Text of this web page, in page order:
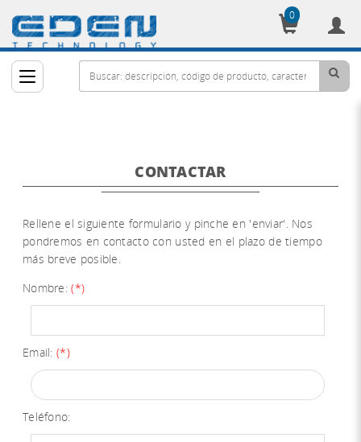
0
CONTACTAR
Rellene el siguiente formulario y pinche en 'enviar'. Nos
pondremos en contacto con usted en el plazo de tiempo
más breve posible.
Nombre:(*)
Email: (*)
Teléfono: